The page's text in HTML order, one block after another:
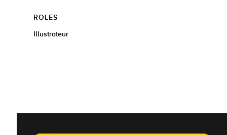
ROLES
Illustrateur